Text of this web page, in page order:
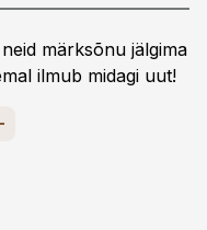
märksõnu jälgima
ilmub midagi uut!